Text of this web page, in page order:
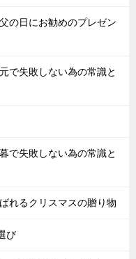
の日にお勧めのプレゼン
で失敗しない為の常識と
で失敗しない為の常識と
れるクリスマスの贈り物
び